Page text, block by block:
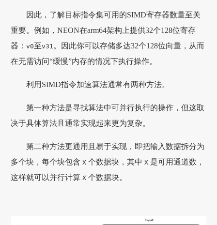
因此，了解目标指令集可用的SIMD寄存器数量至关
重要。例如，NEON在arm64架构上提供32个128位寄存
器：v0至v31 。因此你可以存储多达32个128位向量，从而
在无需访问“缓慢”内存的情况下执行操作。
利用SIMD指令加速算法通常有两种方法。
第一种方法是寻找算法中可并行执行的操作，但这取
决于具体算法且通常实现起来更为复杂。
第二种方法更通用且易于实现，即把输入数据拆分为
多个块，每个块包含X 个数据块，其中X 是可用通道数，
这样就可以并行计算X 个数据块。